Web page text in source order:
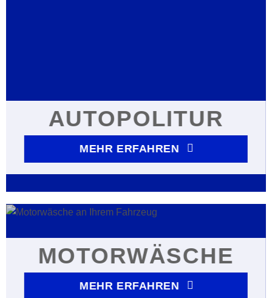
AUTOPOLITUR
MEHR ERFAHREN
MOTORWÄSCHE
MEHR ERFAHREN